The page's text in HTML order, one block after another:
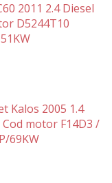
2011 2.4 Diesel
D5244T10
Kalos 2005 1.4
motor F14D3 /
69KW